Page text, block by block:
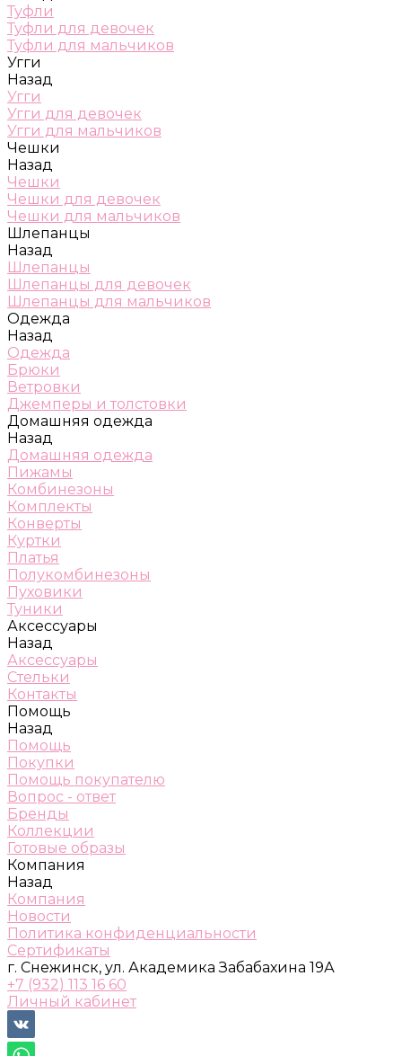
Туфли
Туфли для девочек
Туфли для мальчиков
Угги
Назад
Угги
Угги для девочек
Угги для мальчиков
Чешки
Назад
Чешки
Чешки для девочек
Чешки для мальчиков
Шлепанцы
Назад
Шлепанцы
Шлепанцы для девочек
Шлепанцы для мальчиков
Одежда
Назад
Одежда
Брюки
Ветровки
Джемперы и толстовки
Домашняя одежда
Назад
Домашняя одежда
Пижамы
Комбинезоны
Комплекты
Конверты
Куртки
Платья
Полукомбинезоны
Пуховики
Туники
Аксессуары
Назад
Аксессуары
Стельки
Контакты
Помощь
Назад
Помощь
Покупки
Помощь покупателю
Вопрос - ответ
Бренды
Коллекции
Готовые образы
Компания
Назад
Компания
Новости
Политика конфиденциальности
Сертификаты
г. Снежинск, ул. Академика Забабахина 19А
+7 (932) 113 16 60
Личный кабинет